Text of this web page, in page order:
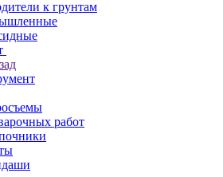
к грунтам
работ